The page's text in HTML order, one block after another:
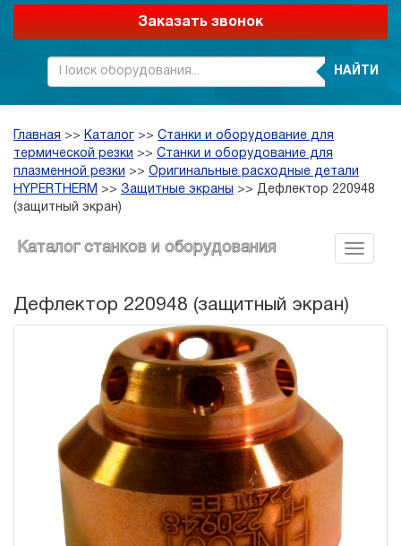
Заказать звонок
НАЙТИ
Главная >> Каталог >> Станки и оборудование для
термической резки >> Станки и оборудование для
плазменной резки >> Оригинальные расходные детали
HYPERTHERM >> Защитные экраны >> Дефлектор 220948
(защитный экран)
Каталог станков и оборудования
Дефлектор 220948 (защитный экран)